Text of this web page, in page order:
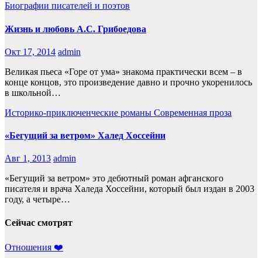
Биографии писателей и поэтов
Жизнь и любовь А.С. Грибоедова
Окт 17, 2014 admin
Великая пьеса «Горе от ума» знакома практически всем – в
конце концов, это произведение давно и прочно укоренилось
в школьной…
Историко-приключенческие романы Современная проза
«Бегущий за ветром» Халед Хоссейни
Авг 1, 2013 admin
«Бегущий за ветром» это дебютный роман афганского
писателя и врача Халеда Хоссейни, который был издан в 2003
году, а четыре…
Сейчас смотрят
Отношения ❤️